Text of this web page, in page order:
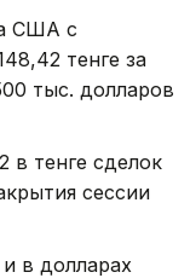
США с
тенге за
тыс. долларов
в тенге сделок
сессии
в долларах